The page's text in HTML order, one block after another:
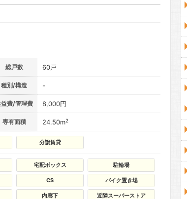
総戸数 60戸
種別/構造 -
費/管理費 8,000円
専有面積 24.50m2
分譲賃貸
宅配ボックス 駐輪場
CS バイク置き場
内廊下 近隣スーパーストア